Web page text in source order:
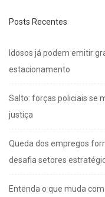
Posts Recentes
Idosos já podem emitir
estacionamento
Salto: forças policiais se
justiça
Queda dos empregos
desafia setores
Entenda o que muda